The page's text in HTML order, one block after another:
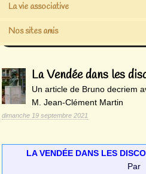
La vie associative
Nos sites amis
La Vendée dans les
Un article de Bruno decriem
M. Jean-Clément Martin
dimanche 19 septembre 2021
LA VENDÉE DANS LES
Par